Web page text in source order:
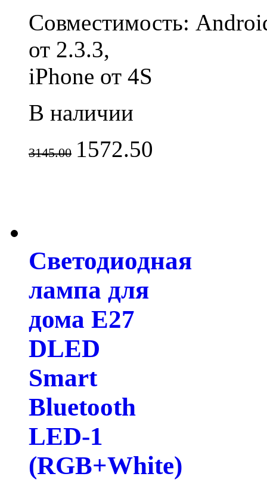
Совместимость:
от 2.3.3,
iPhone от 4S
В наличии
3145.00 1572.50
Светодиодная
лампа для
дома E27
DLED
Smart
Bluetooth
LED-1
(RGB+White)